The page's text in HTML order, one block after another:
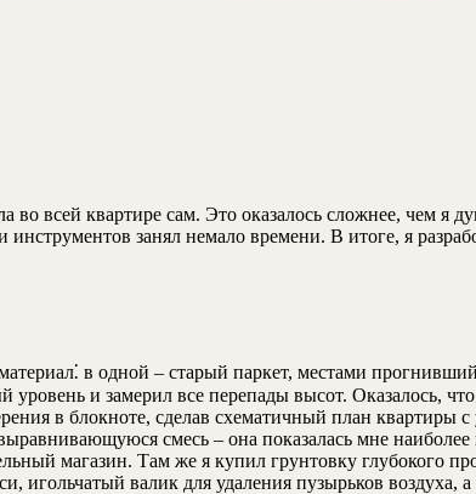
во всей квартире сам. Это оказалось сложнее, чем я
занял немало времени. В итоге, я
в одной – старый паркет, местами
и замерил все перепады высот. Оказалось,
в блокноте, сделав схематичный план квартиры
смесь – она показалась мне
магазин. Там же я купил грунтовку глубокого
валик для удаления пузырьков воздуха,